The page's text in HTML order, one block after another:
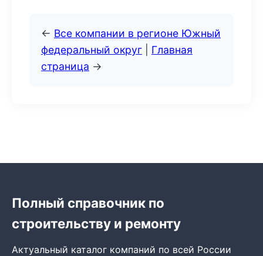
← Все компании в регионе Южный
федеральный округ
Главная
страница →
Полный справочник по
строительству и ремонту
Актуальный каталог компаний по всей России